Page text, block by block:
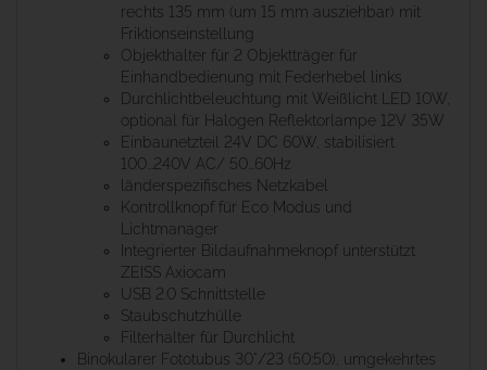
rechts 135 mm (um 15 mm ausziehbar) mit
Friktionseinstellung
Objekthalter für 2 Objektträger für
Einhandbedienung mit Federhebel links
Durchlichtbeleuchtung mit Weißlicht LED 10W,
optional für Halogen Reflektorlampe 12V 35W
Einbaunetzteil 24V DC 60W, stabilisiert
100...240V AC/ 50...60Hz
länderspezifisches Netzkabel
Kontrollknopf für Eco Modus und
Lichtmanager
Integrierter Bildaufnahmeknopf unterstützt
ZEISS Axiocam
USB 2.0 Schnittstelle
Staubschutzhülle
Filterhalter für Durchlicht
Binokularer Fototubus 30°/23 (50:50), umgekehrtes